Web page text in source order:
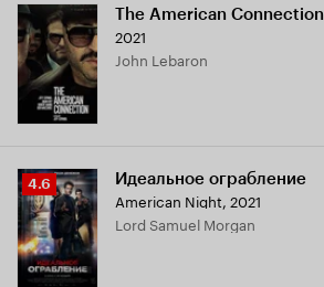
The American Connection
2021
John Lebaron
Рейтинг
Кинопоиска
4.6
4.6 Идеальное ограбление
American Night, 2021
Lord Samuel Morgan